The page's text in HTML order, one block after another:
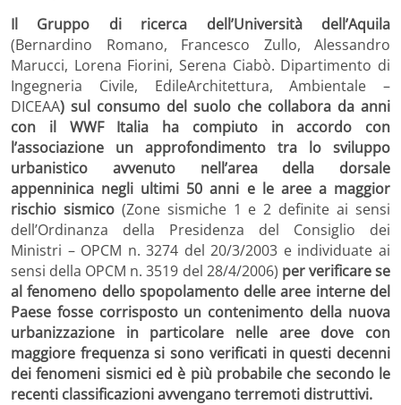
Il Gruppo di ricerca dell’Università dell’Aquila
(Bernardino Romano, Francesco Zullo, Alessandro
Marucci, Lorena Fiorini, Serena Ciabò. Dipartimento di
Ingegneria Civile, EdileArchitettura, Ambientale –
DICEAA) sul consumo del suolo che collabora da anni
con il WWF Italia ha compiuto in accordo con
l’associazione un approfondimento tra lo sviluppo
urbanistico avvenuto nell’area della dorsale
appenninica negli ultimi 50 anni e le aree a maggior
rischio sismico(Zone sismiche 1 e 2 definite ai sensi
dell’Ordinanza della Presidenza del Consiglio dei
Ministri – OPCM n. 3274 del 20/3/2003 e individuate ai
sensi della OPCM n. 3519 del 28/4/2006) per verificare se
al fenomeno dello spopolamento delle aree interne del
Paese fosse corrisposto un contenimento della nuova
urbanizzazione in particolare nelle aree dove con
maggiore frequenza si sono verificati in questi decenni
dei fenomeni sismici ed è più probabile che secondo le
recenti classificazioni avvengano terremoti distruttivi.